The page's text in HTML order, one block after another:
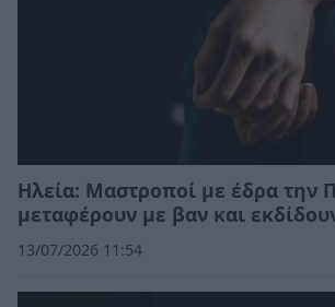
Ηλεία: Μαστροποί με έδρα την
μεταφέρουν με βαν και
13/07/2026 11:54